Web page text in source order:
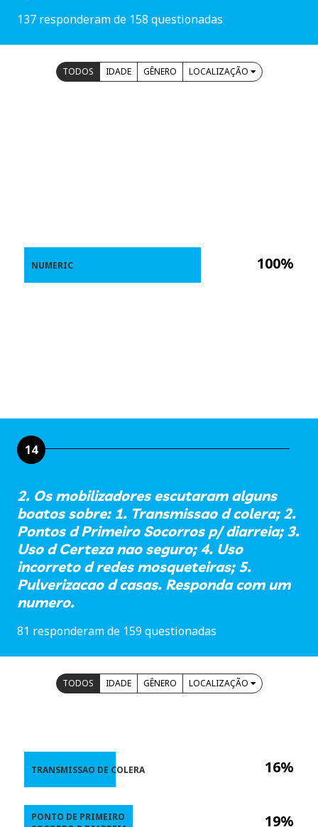
137 responderam de 158 questionadas
TODOS IDADE GÊNERO LOCALIZAÇÃO
100%
NUMERIC
14
2. Os mobilizadores escutaram alguns
boatos sobre: 1. Transmissao d colera; 2.
Pontos d Primeiro Socorros p/ diarreia; 3.
Uso d Certeza nao seguro; 4. Uso
incorreto d redes mosqueteiras; 5.
Pulverizacao d casas. Responda com um
numero.
81 responderam de 159 questionadas
TODOS IDADE GÊNERO LOCALIZAÇÃO
16%
19%
TRANSMISSAO DE COLERA
PONTO DE PRIMEIRO